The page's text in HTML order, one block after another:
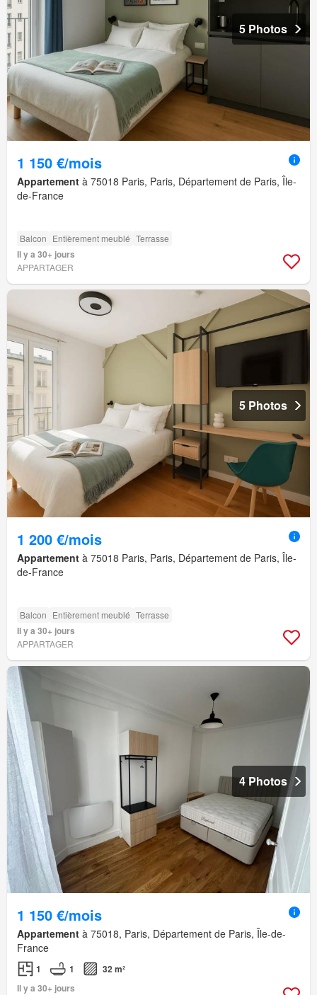
5 Photos
1 150 €/mois
Appartement à 75018 Paris, Paris, Département de Paris, Île-
de-France
Balcon Entièrement meublé Terrasse
Il y a 30+ jours
APPARTAGER
5 Photos
1 200 €/mois
Appartement à 75018 Paris, Paris, Département de Paris, Île-
de-France
Balcon Entièrement meublé Terrasse
Il y a 30+ jours
APPARTAGER
4 Photos
1 150 €/mois
Appartement à 75018, Paris, Département de Paris, Île-de-
France
1 1
32 m²
Il y a 30+ jours